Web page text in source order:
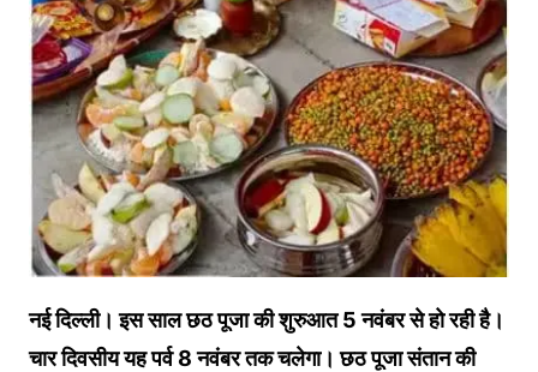
नई दिल्ली। इस साल छठ पूजा की शुरुआत 5 नवंबर से हो रही है।
चार दिवसीय यह पर्व 8 नवंबर तक चलेगा। छठ पूजा संतान की